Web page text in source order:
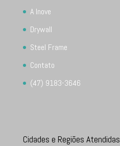
A Inove
Drywall
Steel Frame
Contato
(47) 9183-3646
Cidades e Regiões Atendidas